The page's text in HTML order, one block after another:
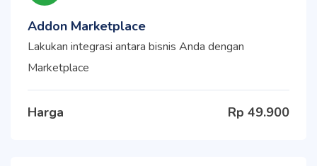
Addon Marketplace
Lakukan integrasi antara bisnis Anda dengan
Marketplace
Harga Rp 49.900